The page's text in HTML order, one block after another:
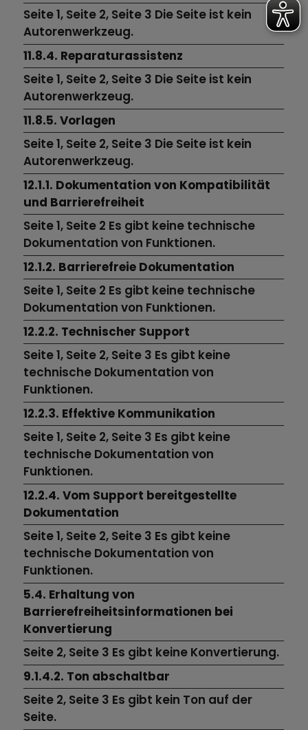
Seite 1, Seite 2, Seite 3 Die Seite ist kein
Autorenwerkzeug.
11.8.4. Reparaturassistenz
Seite 1, Seite 2, Seite 3 Die Seite ist kein
Autorenwerkzeug.
11.8.5. Vorlagen
Seite 1, Seite 2, Seite 3 Die Seite ist kein
Autorenwerkzeug.
12.1.1. Dokumentation von Kompatibilität
und Barrierefreiheit
Seite 1, Seite 2 Es gibt keine technische
Dokumentation von Funktionen.
12.1.2. Barrierefreie Dokumentation
Seite 1, Seite 2 Es gibt keine technische
Dokumentation von Funktionen.
12.2.2. Technischer Support
Seite 1, Seite 2, Seite 3 Es gibt keine
technische Dokumentation von
Funktionen.
12.2.3. Effektive Kommunikation
Seite 1, Seite 2, Seite 3 Es gibt keine
technische Dokumentation von
Funktionen.
12.2.4. Vom Support bereitgestellte
Dokumentation
Seite 1, Seite 2, Seite 3 Es gibt keine
technische Dokumentation von
Funktionen.
5.4. Erhaltung von
Barrierefreiheitsinformationen bei
Konvertierung
Seite 2, Seite 3 Es gibt keine Konvertierung.
9.1.4.2. Ton abschaltbar
Seite 2, Seite 3 Es gibt kein Ton auf der
Seite.